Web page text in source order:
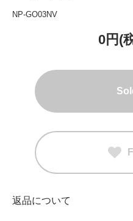
NP-GO03NV
0円(
返品について